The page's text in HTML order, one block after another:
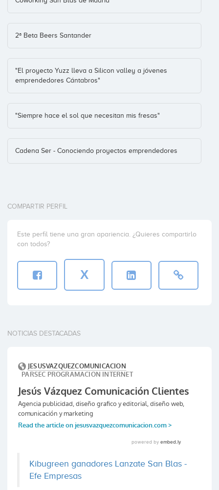
2ª Beta Beers Santander
"El proyecto Yuzz lleva a Silicon valley a jóvenes
emprendedores Cántabros"
"Siempre hace el sol que necesitan mis fresas"
Cadena Ser - Conociendo proyectos emprendedores
COMPARTIR PERFIL
Este perfil tiene una gran apariencia. ¿Quieres compartirlo
con todos?
X
NOTICIAS DESTACADAS
Kibugreen ganadores Lanzate San Blas -
Efe Empresas